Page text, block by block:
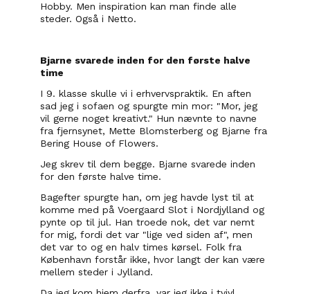
Hobby. Men inspiration kan man finde alle
steder. Også i Netto.
Bjarne svarede inden for den første halve
time
I 9. klasse skulle vi i erhvervspraktik. En aften
sad jeg i sofaen og spurgte min mor: "Mor, jeg
vil gerne noget kreativt." Hun nævnte to navne
fra fjernsynet, Mette Blomsterberg og Bjarne fra
Bering House of Flowers.
Jeg skrev til dem begge. Bjarne svarede inden
for den første halve time.
Bagefter spurgte han, om jeg havde lyst til at
komme med på Voergaard Slot i Nordjylland og
pynte op til jul. Han troede nok, det var nemt
for mig, fordi det var "lige ved siden af", men
det var to og en halv times kørsel. Folk fra
København forstår ikke, hvor langt der kan være
mellem steder i Jylland.